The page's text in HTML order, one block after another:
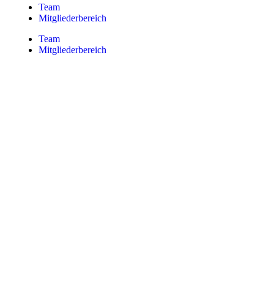
Team
Mitgliederbereich
Team
Mitgliederbereich